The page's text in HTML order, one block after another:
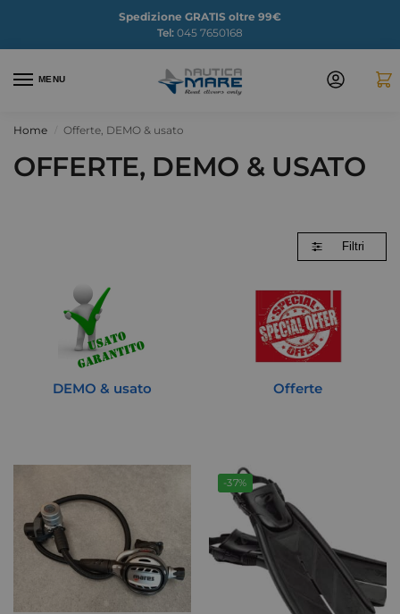
Spedizione GRATIS oltre 99€
Tel: 045 7650168
MENU
Home Offerte, DEMO & usato
OFFERTE, DEMO & USATO
Filtri
DEMO & usato Offerte
-37%